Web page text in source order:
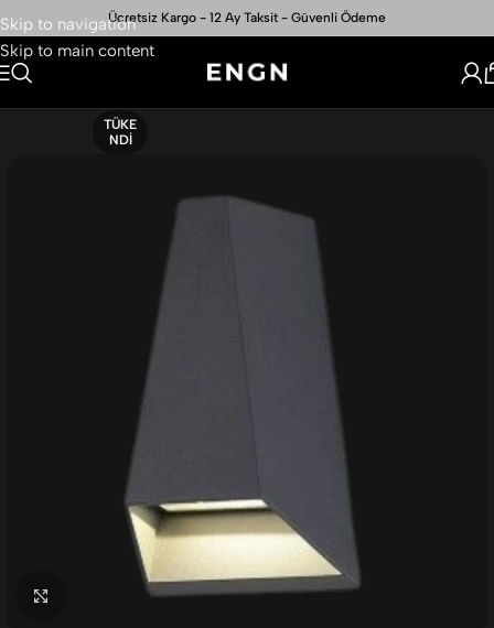
Skip to navigation
Skip to main content
Ücretsiz Kargo - 12 Ay Taksit - Güvenli Ödeme
TÜKE
NDI
Büyütmek için tıklayın